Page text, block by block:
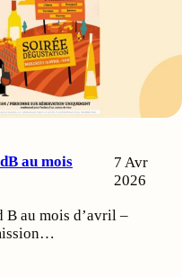
au mois
7 Avr
2026
B au mois d’avril –